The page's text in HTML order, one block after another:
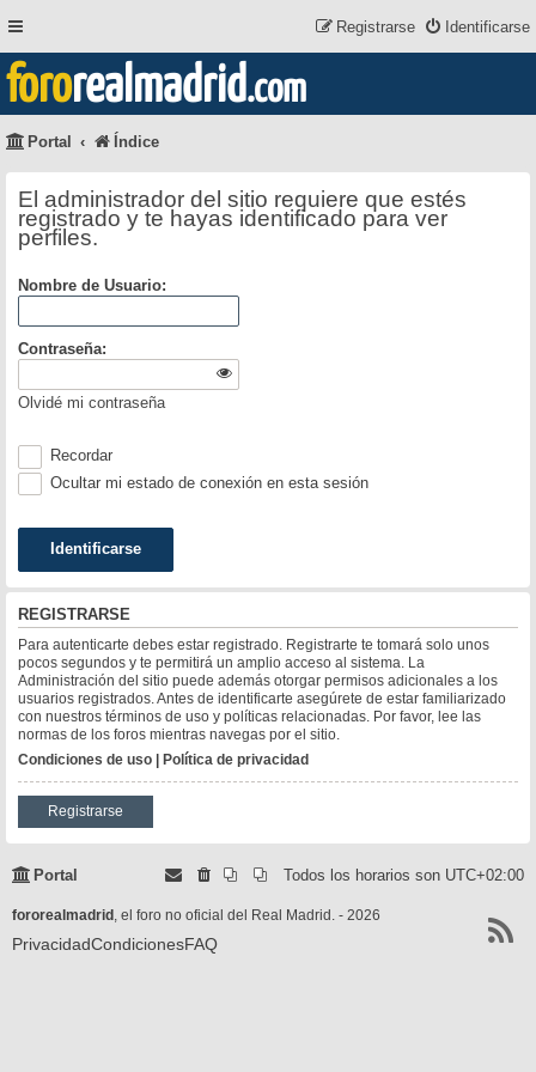
Identificarse
Registrarse
fororealmadrid.com
Portal Índice
El administrador del sitio requiere que estés
registrado y te hayas identificado para ver
perfiles.
Nombre de Usuario:
Contraseña:
Olvidé mi contraseña
Recordar
Ocultar mi estado de conexión en esta sesión
REGISTRARSE
Para autenticarte debes estar registrado. Registrarte te tomará solo unos
pocos segundos y te permitirá un amplio acceso al sistema. La
Administración del sitio puede además otorgar permisos adicionales a los
usuarios registrados. Antes de identificarte asegúrete de estar familiarizado
con nuestros términos de uso y políticas relacionadas. Por favor, lee las
normas de los foros mientras navegas por el sitio.
Condiciones de uso | Política de privacidad
Registrarse
Portal Todos los horarios son UTC+02:00
fororealmadrid , el foro no oficial del Real Madrid. - 2026
PrivacidadCondicionesFAQ